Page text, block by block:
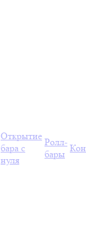
Открытие
бара с
нуля
Ролл-
бары